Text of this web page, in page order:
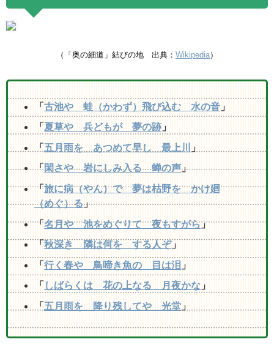
（「奥の細道」結びの地 出典： Wikipedia）
「古池や 蛙（かわず）飛び込む 水の音 」
「 夏草や 兵どもが 夢の跡 」
「 五月雨を あつめて早し 最上川 」
「閑さや 岩にしみ入る 蝉の声」
「旅に病（やん）で 夢は枯野を かけ廻
（めぐ）る」
「名月や 池をめぐりて 夜もすがら」
「秋深き 隣は何を する人ぞ」
「行く春や 鳥啼き魚の 目は泪 」
「 しばらくは 花の上なる 月夜かな 」
「 五月雨を 降り残してや 光堂 」